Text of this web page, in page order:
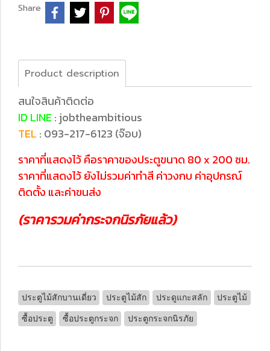
Share
Product description
สนใจสินค้าติดต่อ
ID LINE : jobtheambitious
TEL : 093-217-6123 (จ๊อบ)
ราคาที่แสดงไว้ คือราคาของประตูขนาด 80 x 200 ซม.
ราคาที่แสดงไว้ ยังไม่รวมค่าทำสี ค่าวงกบ ค่าอุปกรณ์
ติดตั้ง และค่าขนส่ง
(ราคารวมค่ากระจกนิรภัยแล้ว)
ประตูไม้สักบานเดี่ยว ประตูไม้สัก ประดูแกะสลัก ประตูไม้
ซื้อประตู ซื้อประตูกระจก ประตูกระจกนิรภัย